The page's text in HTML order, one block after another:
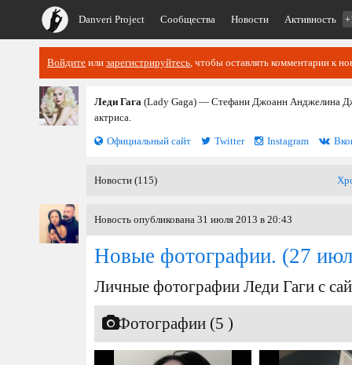
Danveri Project Сообщества Новости Активность
Войдите или зарегистрируйтесь, чтобы оставлять комментарии к
Леди Гага (Lady Gaga) — Стефани Джоанн Анджелина
актриса.
Официальный сайт
Twitter Instagram
Новости (115)
Новость опубликована 31 июля 2013 в 20:43
Новые фотографии. (27
Личные фотографии Леди Гаги с
Фотографии (5 )